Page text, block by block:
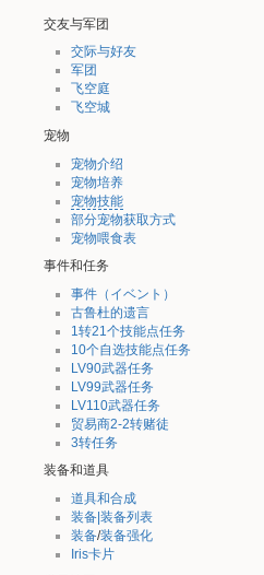
交友与军团
交际与好友
军团
飞空庭
飞空城
宠物
宠物介绍
宠物培养
宠物技能
部分宠物获取方式
宠物喂食表
事件和任务
事件（イベント）
古鲁杜的遗言
1转21个技能点任务
10个自选技能点任务
LV90武器任务
LV99武器任务
LV110武器任务
贸易商2-2转赌徒
3转任务
装备和道具
道具和合成
装备|装备列表
装备/装备强化
Iris卡片